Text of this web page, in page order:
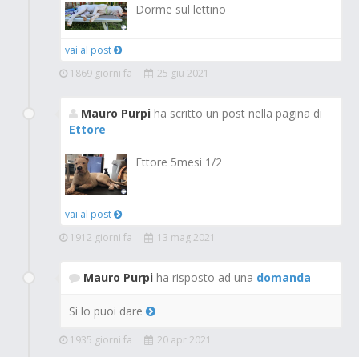
Dorme sul lettino
vai al post
1869 giorni fa
25 giu 2021
Mauro Purpi ha scritto un post nella pagina di
Ettore
Ettore 5mesi 1/2
vai al post
1912 giorni fa
13 mag 2021
Mauro Purpi ha risposto ad una domanda
Si lo puoi dare
1935 giorni fa 20 apr 2021